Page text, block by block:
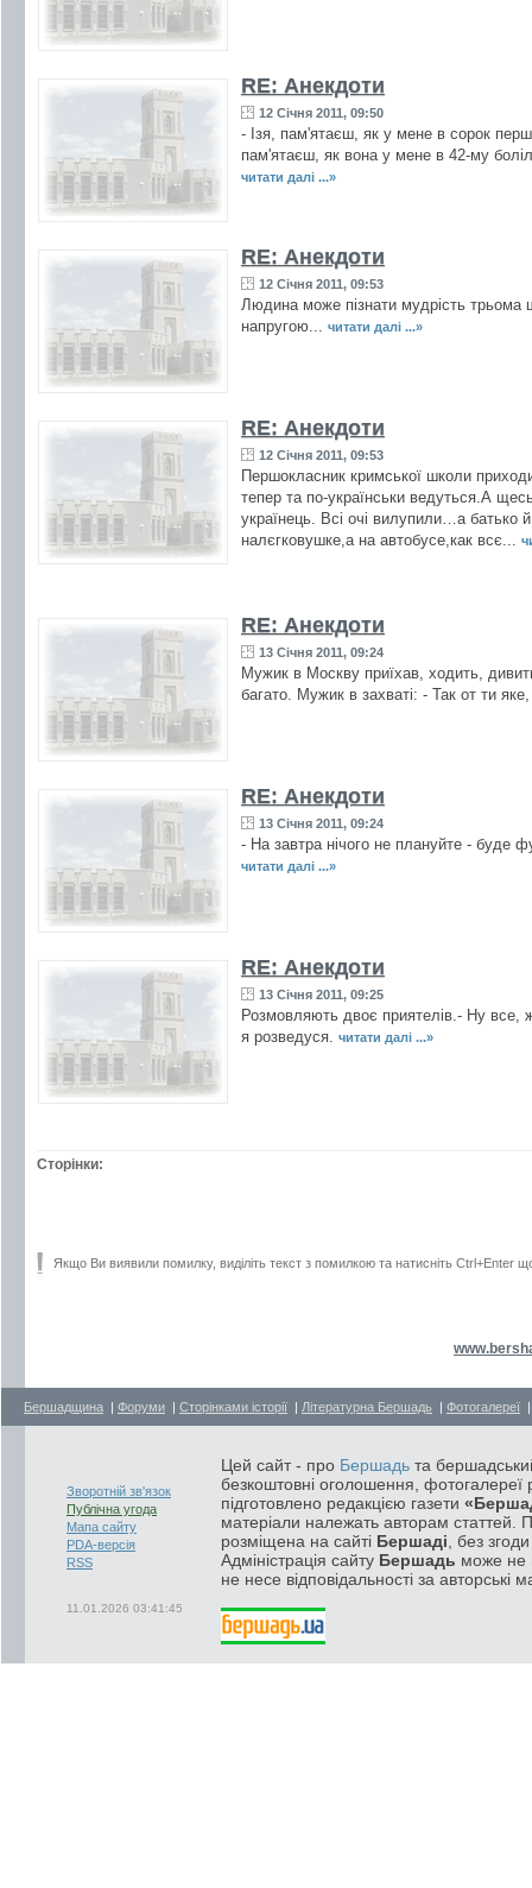
RE: Анекдоти
12 Січня 2011, 09:50
- Ізя, пам'ятаєш, як у мене в сорок
пам'ятаєш, як вона у мене в 42-му
читати далі ...»
RE: Анекдоти
12 Січня 2011, 09:53
Людина може пізнати мудрість трьома
напругою... читати далі ...»
RE: Анекдоти
12 Січня 2011, 09:53
Першокласник кримської школи
тепер та по-українськи ведуться.А
yкраїнець. Всі очі вилупили…а батько
налєгковушке,а на автобусе,как всє...
RE: Анекдоти
13 Січня 2011, 09:24
Мужик в Москву приїхав, ходить,
багато. Мужик в захваті: - Так от ти
RE: Анекдоти
13 Січня 2011, 09:24
- На завтра нічого не плануйте - буде
читати далі ...»
RE: Анекдоти
13 Січня 2011, 09:25
Розмовляють двоє приятелів.- Ну
я розведуся. читати далі ...»
Сторінки:
Якщо Ви виявили помилку, виділіть текст з помилкою та натисніть Ctrl+Enter
Бершадщина | Форуми | Сторінками історії | Літературна Бершадь | Фотогалереї
Зворотній зв'язок
Публічна угода
Мапа сайту
PDA-версія
RSS
11.01.2026 03:41:45
Цей сайт - про Бершадь та
безкоштовні оголошення, фотогалереї
підготовлено редакцією газети
матеріали належать авторам статтей.
розміщена на сайті Бершаді , без
Адміністрація сайту Бершадь може не
не несе відповідальності за авторські